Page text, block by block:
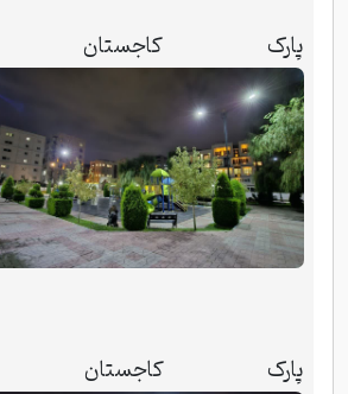
پارک کاجستان 2
پارک کاجستان 3